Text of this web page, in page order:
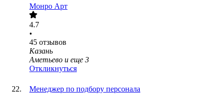
Монро Арт
4.7
•
45 отзывов
Казань
Аметьево и еще 3
Откликнуться
Менеджер по подбору персонала